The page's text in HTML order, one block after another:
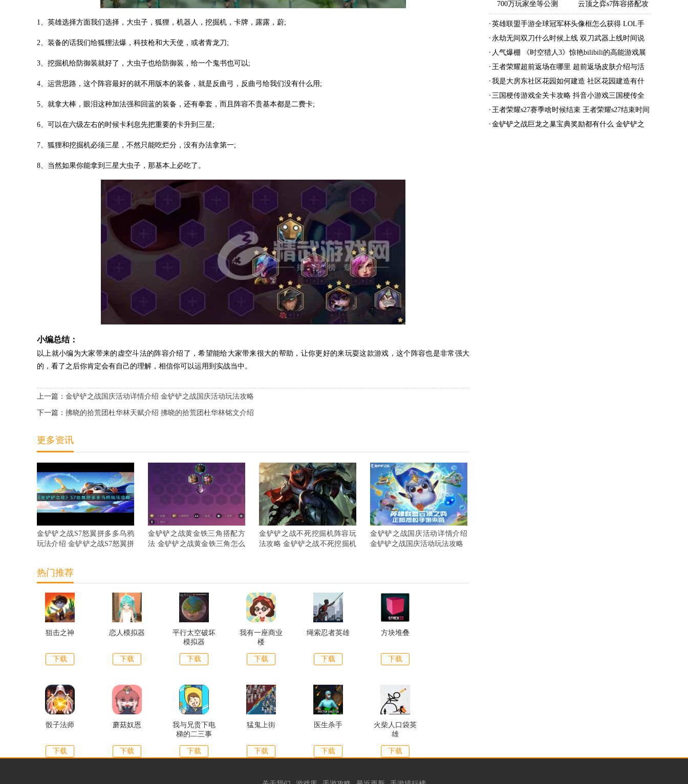
1、英雄选择方面我们选择，大虫子，狐狸，机器人，挖掘机，卡牌，露露，蔚;
2、装备的话我们给狐狸法爆，科技枪和大天使，或者青龙刀;
3、挖掘机给防御装就好了，大虫子也给防御装，给一个鬼书也可以;
4、运营思路，这个阵容最好的就不用版本的装备，就是反曲弓，反曲弓给我们没有什么用;
5、就拿大棒，眼泪这种加法强和回蓝的装备，还有拳套，而且阵容不贵基本都是二费卡;
6、可以在六级左右的时候卡利息先把重要的卡升到三星;
7、狐狸和挖掘机必须三星，不然只能吃烂分，没有办法拿第一;
8、当然如果你能拿到三星大虫子，那基本上必吃了。
小编总结：
以上就小编为大家带来的虚空斗法的阵容介绍了，希望能给大家带来很大的帮助，让你更好的来玩耍这款游戏，这个阵容也是非常强大
的，看了之后你肯定会有自己的理解，相信你可以运用到实战当中。
上一篇： 金铲铲之战国庆活动详情介绍 金铲铲之战国庆活动玩法攻略
下一篇： 拂晓的拾荒团杜华林天赋介绍 拂晓的拾荒团杜华林铭文介绍
更多资讯
金铲铲之战S7怒翼拼多多乌鸦
玩法介绍 金铲铲之战S7怒翼拼
金铲铲之战黄金铁三角搭配方
法 金铲铲之战黄金铁三角怎么
金铲铲之战不死挖掘机阵容玩
法攻略 金铲铲之战不死挖掘机
金铲铲之战国庆活动详情介绍
金铲铲之战国庆活动玩法攻略
热门推荐
狙击之神
下载
恋人模拟器
下载
平行太空破坏
模拟器
下载
我有一座商业
楼
下载
绳索忍者英雄
下载
方块堆叠
下载
骰子法师
下载
蘑菇奴恩
下载
我与兄贵下电
梯的二三事
下载
猛鬼上街
下载
医生杀手
下载
火柴人口袋英
雄
下载
700万玩家坐等公测
《时空猎人3》老玩家加
云顶之弈s7阵容搭配攻
略 s7最强阵容搭配组成
大全最新
英雄联盟手游全球冠军杯头像框怎么获得 LOL手
游2022全球冠军杯头像框领取活动
永劫无间双刀什么时候上线 双刀武器上线时间说
明与分享
人气爆棚 《时空猎人3》惊艳bilibili的高能游戏展
发布会
王者荣耀超前返场在哪里 超前返场皮肤介绍与活
动一览
我是大房东社区花园如何建造 社区花园建造有什
么条件
三国梗传游戏全关卡攻略 抖音小游戏三国梗传全
结局一览
王者荣耀s27赛季啥时候结束 王者荣耀s27结束时间
金铲铲之战巨龙之巢宝典奖励都有什么 金铲铲之